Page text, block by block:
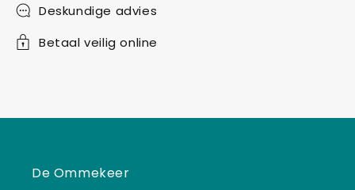
Deskundige advies
Betaal veilig online
De Ommekeer